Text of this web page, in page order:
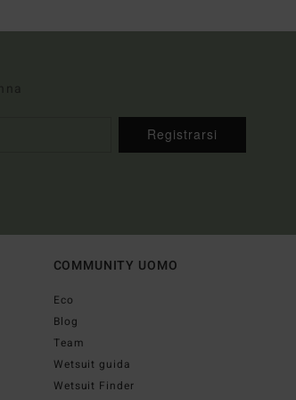
Registrarsi
COMMUNITY UOMO
Eco
Blog
Team
Wetsuit guida
Wetsuit Finder